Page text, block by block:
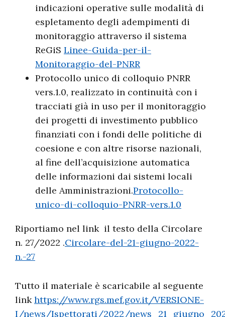
indicazioni operative sulle modalità di
espletamento degli adempimenti di
monitoraggio attraverso il sistema
ReGiS Linee-Guida-per-il-
Monitoraggio-del-PNRR
Protocollo unico di colloquio PNRR
vers.1.0, realizzato in continuità con i
tracciati già in uso per il monitoraggio
dei progetti di investimento pubblico
finanziati con i fondi delle politiche di
coesione e con altre risorse nazionali,
al fine dell’acquisizione automatica
delle informazioni dai sistemi locali
delle Amministrazioni.Protocollo-
unico-di-colloquio-PNRR-vers.1.0
Riportiamo nel link il testo della Circolare
n. 27/2022 .Circolare-del-21-giugno-2022-
n.-27
Tutto il materiale è scaricabile al seguente
linkhttps://www.rgs.mef.gov.it/VERSIONE-
I/news/Ispettorati/2022/